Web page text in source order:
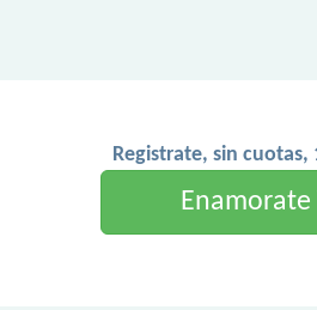
Registrate, sin cuotas,
Enamorate